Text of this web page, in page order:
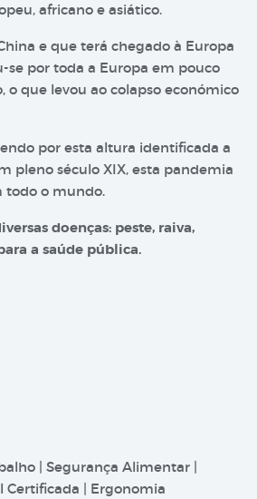
africano e asiático.
e que terá chegado à Europa
se por toda a Europa em pouco
que levou ao colapso económico
por esta altura identificada a
pleno século XIX, esta pandemia
todo o mundo.
doenças: peste, raiva,
a saúde pública.
| Segurança Alimentar |
Certificada | Ergonomia